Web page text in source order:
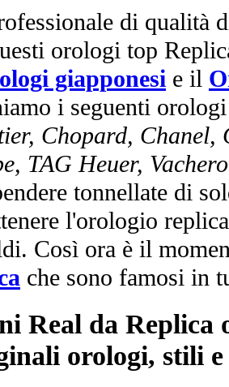
di qualità
orologi top
giapponesi e il
i seguenti
Chopard, Chanel,
TAG Heuer,
tonnellate di
l'orologio
Così ora è il
che sono famosi in
Real da Replica
orologi, stili